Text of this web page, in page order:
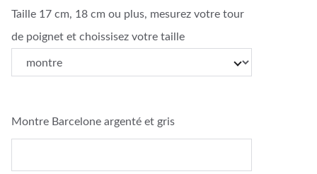
Taille 17 cm, 18 cm ou plus, mesurez votre tour
de poignet et choissisez votre taille
Montre Barcelone argenté et gris